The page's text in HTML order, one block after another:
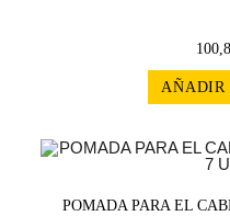
AÑADIR
POMADA PARA EL